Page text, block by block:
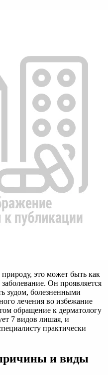
это может быть как
Он проявляется
зудом, болезненными
лечения во избежание
обращение к дерматологу
7 видов лишая, и
практически
и виды